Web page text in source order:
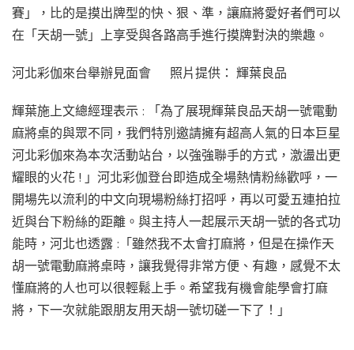
賽」，比的是摸出牌型的快、狠、準，讓麻將愛好者們可以
在「天胡一號」上享受與各路高手進行摸牌對決的樂趣。
河北彩伽來台舉辦見面會 照片提供： 輝葉良品
輝葉施上文總經理表示 : 「為了展現輝葉良品天胡一號電動
麻將桌的與眾不同，我們特別邀請擁有超高人氣的日本巨星
河北彩伽來為本次活動站台，以強強聯手的方式，激盪出更
耀眼的火花 ! 」河北彩伽登台即造成全場熱情粉絲歡呼，一
開場先以流利的中文向現場粉絲打招呼，再以可愛五連拍拉
近與台下粉絲的距離。與主持人一起展示天胡一號的各式功
能時，河北也透露 :「雖然我不太會打麻將，但是在操作天
胡一號電動麻將桌時，讓我覺得非常方便、有趣，感覺不太
懂麻將的人也可以很輕鬆上手。希望我有機會能學會打麻
將，下一次就能跟朋友用天胡一號切磋一下了！」